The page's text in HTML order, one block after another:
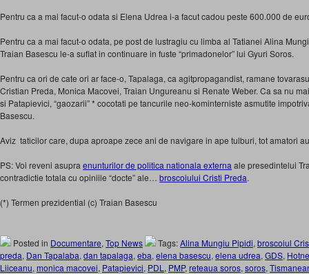
Pentru ca a mai facut-o odata si Elena Udrea i-a facut cadou peste 600.000 de
Pentru ca a mai facut-o odata, pe post de lustragiu cu limba al Tatianei Alina
Traian Basescu le-a suflat in continuare in fuste “primadonelor” lui Gyuri Soros.
Pentru ca ori de cate ori ar face-o, Tapalaga, ca agitpropagandist, ramane
Cristian Preda, Monica Macovei, Traian Ungureanu si Renate Weber. Ca sa nu
si Patapievici, “gaozarii” * cocotati pe tancurile neo-kominterniste asmutite
Basescu.
Aviz taticilor care, dupa aproape zece ani de navigare in ape tulburi, tot amatori
PS: Voi reveni asupra enunturilor de politica nationala externa ale presedintelui
contradictie totala cu opiniile “docte” ale… broscoiului Cristi Preda.
(*) Termen prezidential (c) Traian Basescu
Posted in Documentare, Top News Tags:Alina Mungiu Pipidi, broscoiul
preda, Dan Tapalaba, dan tapalaga, eba, elena basescu, elena udrea, GDS,
Liiceanu, monica macovei, Patapievici, PDL , PMP, reteaua soros, soros,